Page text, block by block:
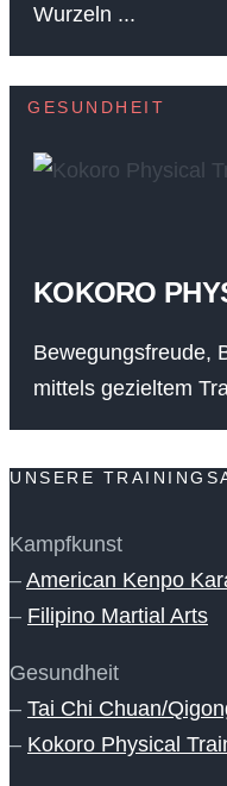
Wurzeln ...
GESUNDHEIT
KOKORO
Bewegungsfreude,
mittels gezieltem
UNSERE
Kampfkunst
– American Kenpo
– Filipino Martial Arts
Gesundheit
– Tai Chi Chuan/
– Kokoro Physical